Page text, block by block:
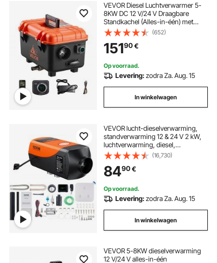
VEVOR Diesel Luchtverwarmer 5-
8KW DC 12 V/24 V Draagbare
Standkachel (Alles-in-één) met
Afstandsbediening en LCD-
scherm, Laag Geluidsniveau, 4 L
Brandstoftank voor Vrachtwagens
Campers
(652)
15190€
Op voorraad.
Levering:zodra Za. Aug. 15
In winkelwagen
VEVOR lucht-dieselverwarming,
standverwarming 12 & 24 V 2 kW,
luchtverwarming, diesel,
standverwarming, 0,12–0,26 l/uur.
Dieselverwarming met lcd-display
en afstandsbediening voor auto's,
vrachtwagens, bussen, enz.
(16,730)
8490€
Op voorraad.
Levering:zodra Za. Aug. 15
In winkelwagen
VEVOR 5-8KW dieselverwarming
12 V/24 V alles-in-één